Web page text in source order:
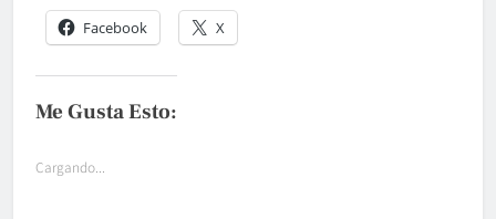
Facebook X
Me Gusta Esto:
Cargando...